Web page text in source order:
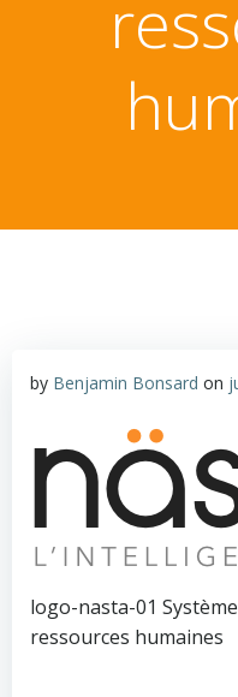
by Benjamin Bonsard on
logo-nasta-01
ressources humaines